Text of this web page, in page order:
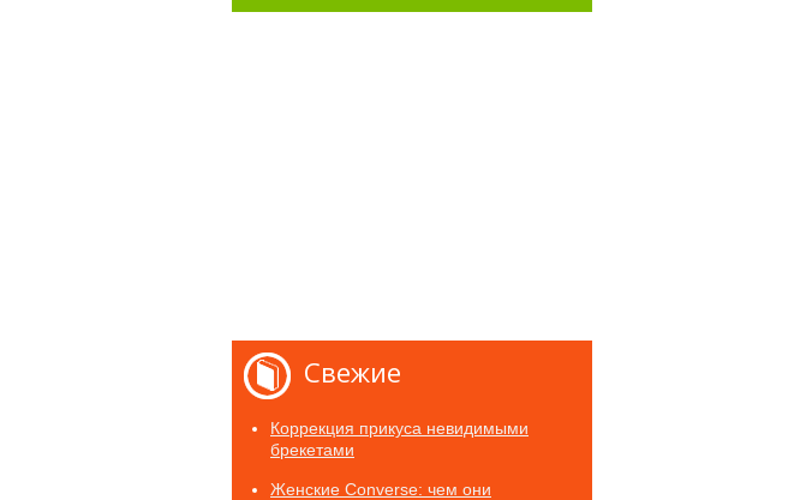
Свежие
Коррекция прикуса невидимыми
брекетами
Женские Converse: чем они